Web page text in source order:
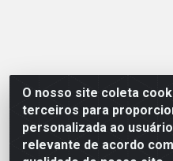
O nosso site coleta
terceiros para
personalizada ao
relevante de acordo
Cardeal Distribuidora -
do Moura - Caruaru/